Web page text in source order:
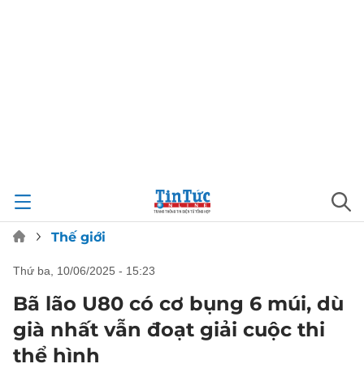
Thế giới
thứ ba, 10/06/2025 - 15:23
Bã lão U80 có cơ bụng 6 múi, dù
già nhất vẫn đoạt giải cuộc thi
thể hình